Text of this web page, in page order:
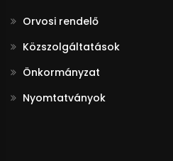
Orvosi rendelő
Közszolgáltatások
Önkormányzat
Nyomtatványok